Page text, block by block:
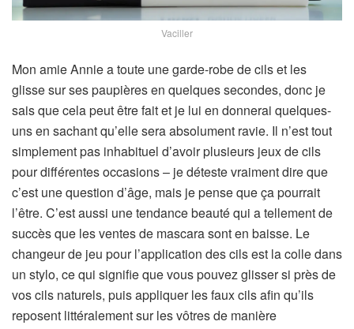
Vaciller
Mon amie Annie a toute une garde-robe de cils et les
glisse sur ses paupières en quelques secondes, donc je
sais que cela peut être fait et je lui en donnerai quelques-
uns en sachant qu’elle sera absolument ravie. Il n’est tout
simplement pas inhabituel d’avoir plusieurs jeux de cils
pour différentes occasions – je déteste vraiment dire que
c’est une question d’âge, mais je pense que ça pourrait
l’être. C’est aussi une tendance beauté qui a tellement de
succès que les ventes de mascara sont en baisse. Le
changeur de jeu pour l’application des cils est la colle dans
un stylo, ce qui signifie que vous pouvez glisser si près de
vos cils naturels, puis appliquer les faux cils afin qu’ils
reposent littéralement sur les vôtres de manière